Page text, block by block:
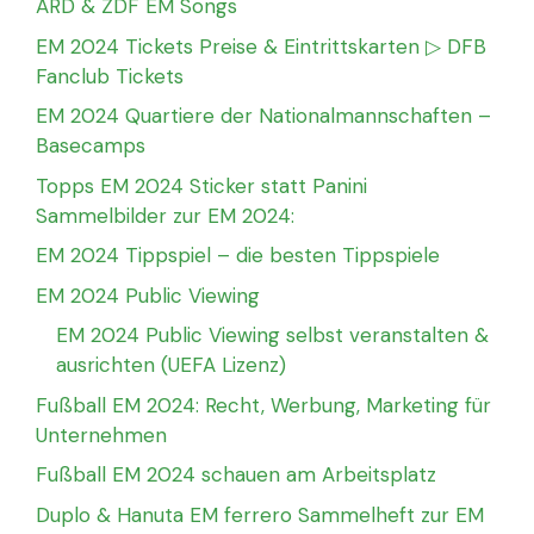
ARD & ZDF EM Songs
EM 2024 Tickets Preise & Eintrittskarten ▷ DFB
Fanclub Tickets
EM 2024 Quartiere der Nationalmannschaften –
Basecamps
Topps EM 2024 Sticker statt Panini
Sammelbilder zur EM 2024:
EM 2024 Tippspiel – die besten Tippspiele
EM 2024 Public Viewing
EM 2024 Public Viewing selbst veranstalten &
ausrichten (UEFA Lizenz)
Fußball EM 2024: Recht, Werbung, Marketing für
Unternehmen
Fußball EM 2024 schauen am Arbeitsplatz
Duplo & Hanuta EM ferrero Sammelheft zur EM